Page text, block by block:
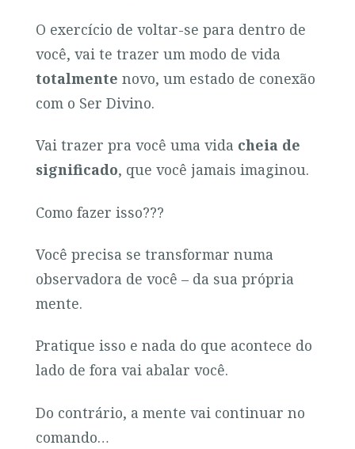
O exercício de voltar-se para dentro de
você, vai te trazer um modo de vida
totalmente novo, um estado de conexão
com o Ser Divino.
Vai trazer pra você uma vida cheia de
significado, que você jamais imaginou.
Como fazer isso???
Você precisa se transformar numa
observadora de você – da sua própria
mente.
Pratique isso e nada do que acontece do
lado de fora vai abalar você.
Do contrário, a mente vai continuar no
comando…